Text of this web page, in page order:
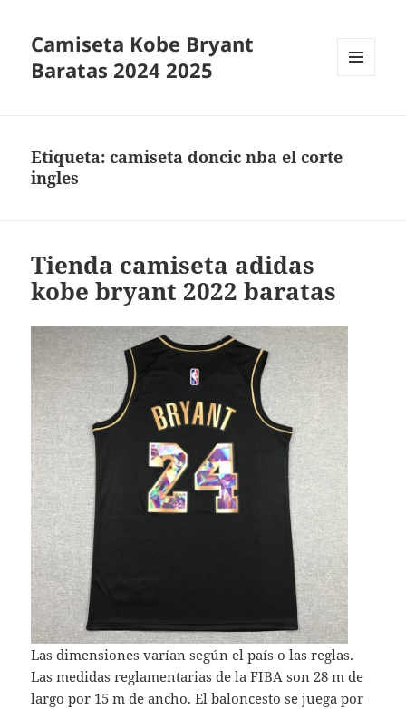
Camiseta Kobe Bryant
Baratas 2024 2025
Etiqueta:camiseta doncic nba el corte
ingles
Tienda camiseta adidas
kobe bryant 2022 baratas
Las dimensiones varían según el país o las reglas.
Las medidas reglamentarias de la FIBA son 28 m de
largo por 15 m de ancho. El baloncesto se juega por